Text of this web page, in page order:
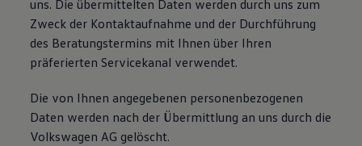
uns. Die übermittelten Daten werden durch uns zum
Zweck der Kontaktaufnahme und der Durchführung
des Beratungstermins mit Ihnen über Ihren
präferierten Servicekanal verwendet.
Die von Ihnen angegebenen personenbezogenen
Daten werden nach der Übermittlung an uns durch die
Volkswagen AG gelöscht.